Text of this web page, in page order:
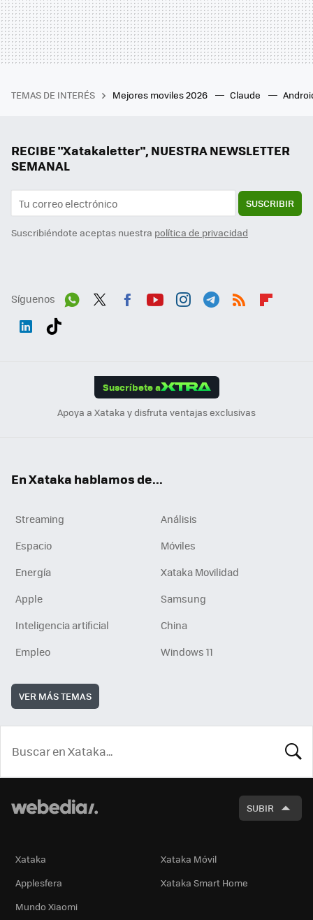
TEMAS DE INTERÉS Mejores moviles 2026 Claude
RECIBE "Xatakaletter", NUESTRA NEWSLETTER
SEMANAL
SUSCRIBIR
Suscribiéndote aceptas nuestra política de privacidad
Síguenos
Suscríbete a
Apoya a Xataka y disfruta ventajas exclusivas
En Xataka hablamos de...
Streaming
Análisis
Espacio
Móviles
Energía
Xataka Movilidad
Apple
Samsung
Inteligencia artificial
China
Empleo
Windows 11
VER MÁS TEMAS
SUBIR
Xataka
Xataka Móvil
Applesfera
Xataka Smart Home
Mundo Xiaomi